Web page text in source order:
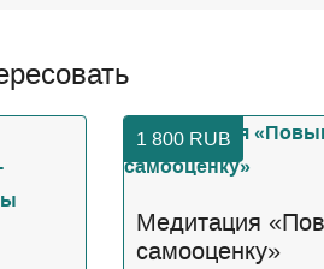
1 800 RUB
Медитация
самооценку»